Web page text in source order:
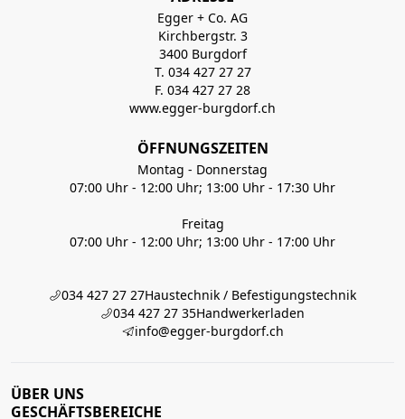
Egger + Co. AG
Kirchbergstr. 3
3400 Burgdorf
T. 034 427 27 27
F. 034 427 27 28
www.egger-burgdorf.ch
ÖFFNUNGSZEITEN
Montag - Donnerstag
07:00 Uhr - 12:00 Uhr; 13:00 Uhr - 17:30 Uhr
Freitag
07:00 Uhr - 12:00 Uhr; 13:00 Uhr - 17:00 Uhr
034 427 27 27Haustechnik / Befestigungstechnik
034 427 27 35Handwerkerladen
info@egger-burgdorf.ch
ÜBER UNS
GESCHÄFTSBEREICHE